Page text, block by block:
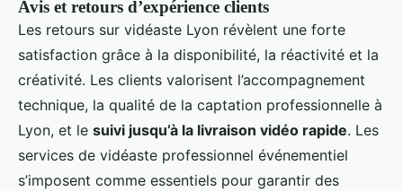
Avis et retours d’expérience clients
Les retours sur vidéaste Lyon révèlent une forte
satisfaction grâce à la disponibilité, la réactivité et la
créativité. Les clients valorisent l’accompagnement
technique, la qualité de la captation professionnelle à
Lyon, et le suivi jusqu’à la livraison vidéo rapide. Les
services de vidéaste professionnel événementiel
s’imposent comme essentiels pour garantir des